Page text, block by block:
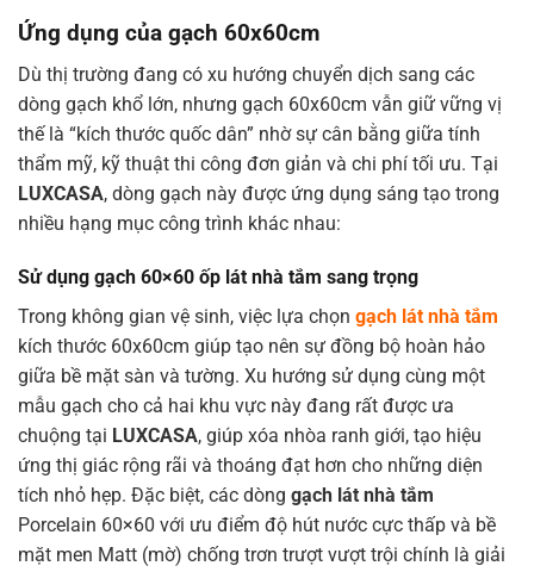
Ứng dụng của gạch 60x60cm
Dù thị trường đang có xu hướng chuyển dịch sang các
dòng gạch khổ lớn, nhưng gạch 60x60cm vẫn giữ vững vị
thế là “kích thước quốc dân” nhờ sự cân bằng giữa tính
thẩm mỹ, kỹ thuật thi công đơn giản và chi phí tối ưu. Tại
LUXCASA, dòng gạch này được ứng dụng sáng tạo trong
nhiều hạng mục công trình khác nhau:
Sử dụng gạch 60×60 ốp lát nhà tắm sang trọng
Trong không gian vệ sinh, việc lựa chọn gạch lát nhà tắm
kích thước 60x60cm giúp tạo nên sự đồng bộ hoàn hảo
giữa bề mặt sàn và tường. Xu hướng sử dụng cùng một
mẫu gạch cho cả hai khu vực này đang rất được ưa
chuộng tại LUXCASA, giúp xóa nhòa ranh giới, tạo hiệu
ứng thị giác rộng rãi và thoáng đạt hơn cho những diện
tích nhỏ hẹp. Đặc biệt, các dòng gạch lát nhà tắm
Porcelain 60×60 với ưu điểm độ hút nước cực thấp và bề
mặt men Matt (mờ) chống trơn trượt vượt trội chính là giải